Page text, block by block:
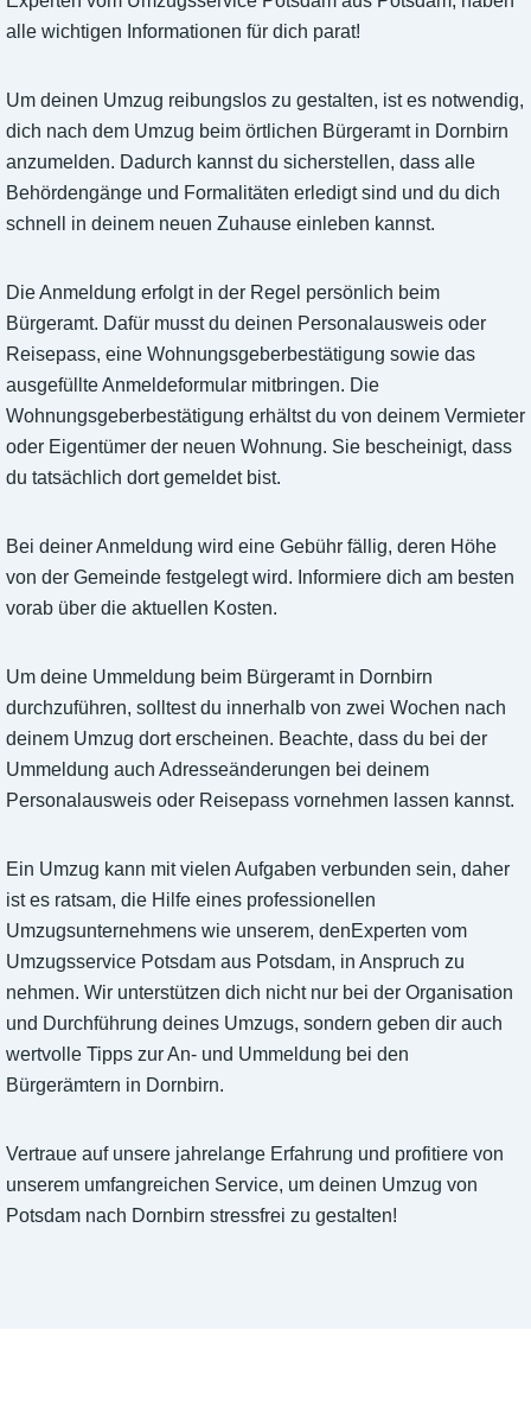
alle wichtigen Informationen für dich parat!
Um deinen Umzug reibungslos zu gestalten, ist es notwendig,
dich nach dem Umzug beim örtlichen Bürgeramt in Dornbirn
anzumelden. Dadurch kannst du sicherstellen, dass alle
Behördengänge und Formalitäten erledigt sind und du dich
schnell in deinem neuen Zuhause einleben kannst.
Die Anmeldung erfolgt in der Regel persönlich beim
Bürgeramt. Dafür musst du deinen Personalausweis oder
Reisepass, eine Wohnungsgeberbestätigung sowie das
ausgefüllte Anmeldeformular mitbringen. Die
Wohnungsgeberbestätigung erhältst du von deinem Vermieter
oder Eigentümer der neuen Wohnung. Sie bescheinigt, dass
du tatsächlich dort gemeldet bist.
Bei deiner Anmeldung wird eine Gebühr fällig, deren Höhe
von der Gemeinde festgelegt wird. Informiere dich am besten
vorab über die aktuellen Kosten.
Um deine Ummeldung beim Bürgeramt in Dornbirn
durchzuführen, solltest du innerhalb von zwei Wochen nach
deinem Umzug dort erscheinen. Beachte, dass du bei der
Ummeldung auch Adresseänderungen bei deinem
Personalausweis oder Reisepass vornehmen lassen kannst.
Ein Umzug kann mit vielen Aufgaben verbunden sein, daher
ist es ratsam, die Hilfe eines professionellen
Umzugsunternehmens wie unserem, denExperten vom
Umzugsservice Potsdam aus Potsdam, in Anspruch zu
nehmen. Wir unterstützen dich nicht nur bei der Organisation
und Durchführung deines Umzugs, sondern geben dir auch
wertvolle Tipps zur An- und Ummeldung bei den
Bürgerämtern in Dornbirn.
Vertraue auf unsere jahrelange Erfahrung und profitiere von
unserem umfangreichen Service, um deinen Umzug von
Potsdam nach Dornbirn stressfrei zu gestalten!